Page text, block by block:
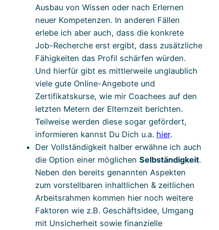
Ausbau von Wissen oder nach Erlernen
neuer Kompetenzen. In anderen Fällen
erlebe ich aber auch, dass die konkrete
Job-Recherche erst ergibt, dass zusätzliche
Fähigkeiten das Profil schärfen würden.
Und hierfür gibt es mittlerweile unglaublich
viele gute Online-Angebote und
Zertifikatskurse, wie mir Coachees auf den
letzten Metern der Elternzeit berichten.
Teilweise werden diese sogar gefördert,
informieren kannst Du Dich u.a. hier.
Der Vollständigkeit halber erwähne ich auch
die Option einer möglichen Selbständigkeit.
Neben den bereits genannten Aspekten
zum vorstellbaren inhaltlichen & zeitlichen
Arbeitsrahmen kommen hier noch weitere
Faktoren wie z.B. Geschäftsidee, Umgang
mit Unsicherheit sowie finanzielle